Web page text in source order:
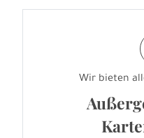
Wir bieten